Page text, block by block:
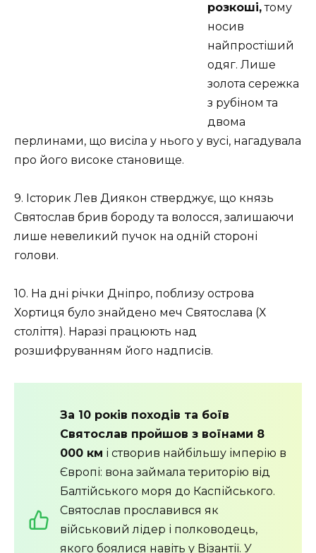
розкоші,тому
носив
найпростіший
одяг. Лише
золота сережка
з рубіном та
двома
перлинами, що висіла у нього у вусі, нагадувала
про його високе становище.
9. Історик Лев Диякон стверджує, що князь
Святослав брив бороду та волосся, залишаючи
лише невеликий пучок на одній стороні
голови.
10. На дні річки Дніпро, поблизу острова
Хортиця було знайдено меч Святослава (Х
століття). Наразі працюють над
розшифруванням його надписів.
За 10 років походів та боїв
Святослав пройшов з воїнами 8
000 км і створив найбільшу імперію в
Європі: вона займала територію від
Балтійського моря до Каспійського.
Святослав прославився як
військовий лідер і полководець,
якого боялися навіть у Візантії. У